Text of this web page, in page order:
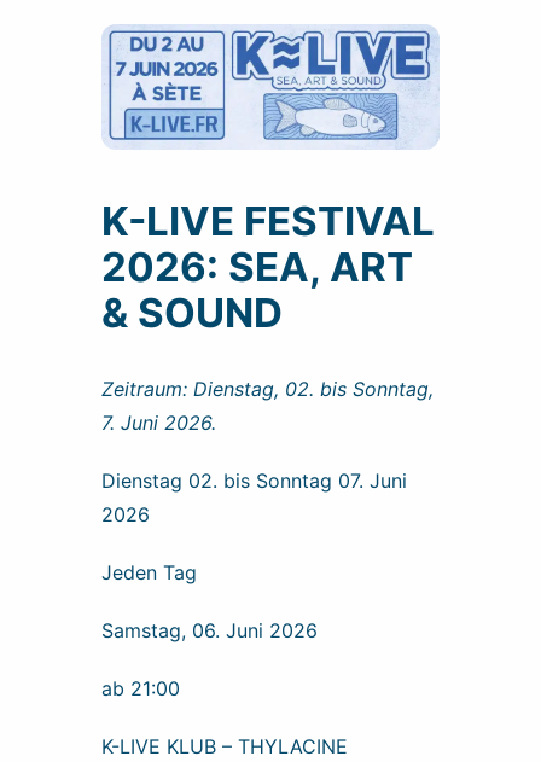
K-LIVE FESTIVAL
2026: SEA, ART
& SOUND
Zeitraum: Dienstag, 02. bis Sonntag,
7. Juni 2026.
Dienstag 02. bis Sonntag 07. Juni
2026
Jeden Tag
Samstag, 06. Juni 2026
ab 21:00
K-LIVE KLUB – THYLACINE